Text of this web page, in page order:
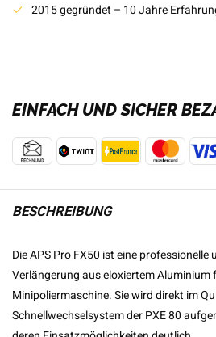
2015 gegründet – 10 Jahre
EINFACH UND SICHER
BESCHREIBUNG
Die APS Pro FX50 ist eine
Verlängerung aus eloxiertem Aluminium
Minipoliermaschine. Sie wird direkt im
Schnellwechselsystem der PXE 80